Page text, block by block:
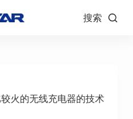
搜索
火的无线充电器的技术